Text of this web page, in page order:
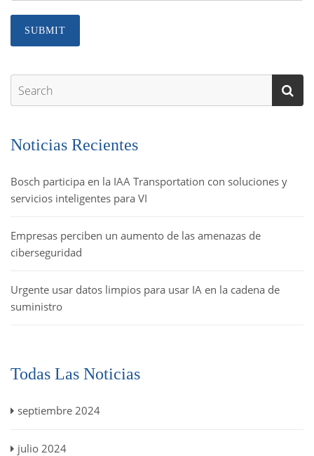
Noticias Recientes
Bosch participa en la IAA Transportation con soluciones y
servicios inteligentes para VI
Empresas perciben un aumento de las amenazas de
ciberseguridad
Urgente usar datos limpios para usar IA en la cadena de
suministro
Todas Las Noticias
septiembre 2024
julio 2024